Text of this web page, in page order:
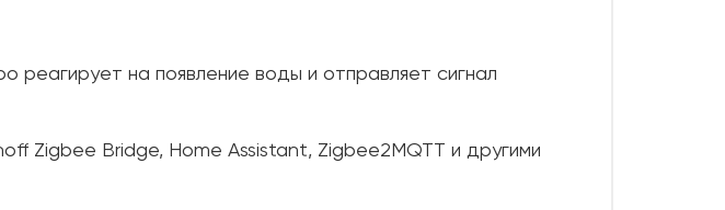
реагирует на появление воды и отправляет сигнал
Zigbee Bridge, Home Assistant, Zigbee2MQTT и другими